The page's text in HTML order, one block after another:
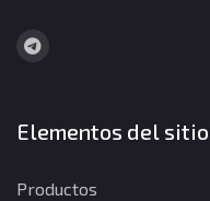
Elementos del sitio
Productos